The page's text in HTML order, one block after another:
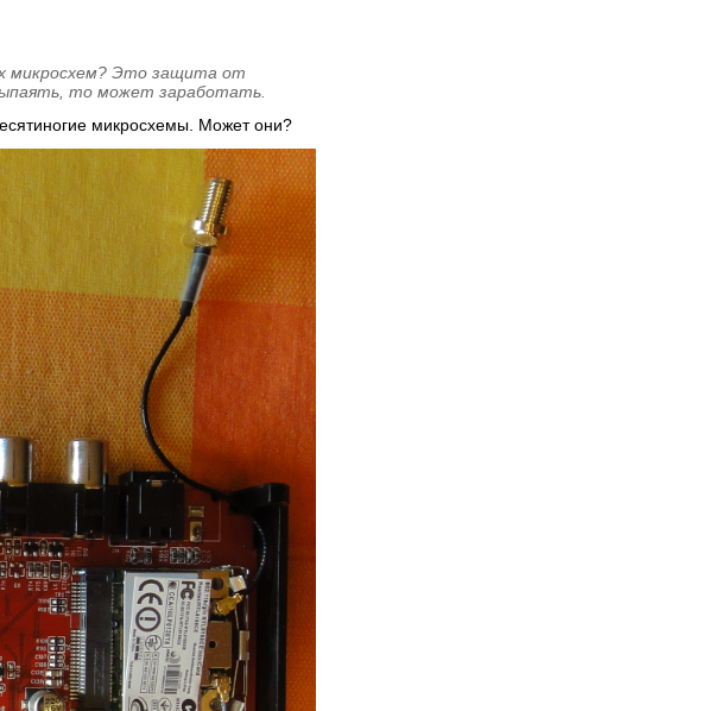
микросхем? Это защита от
то может заработать.
микросхемы. Может они?